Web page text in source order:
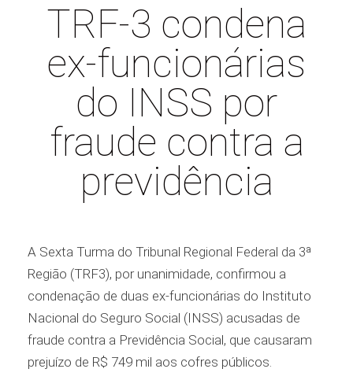
TRF-3 condena
ex-funcionárias
do INSS por
fraude contra a
previdência
A Sexta Turma do Tribunal Regional Federal da 3ª
Região (TRF3), por unanimidade, confirmou a
condenação de duas ex-funcionárias do Instituto
Nacional do Seguro Social (INSS) acusadas de
fraude contra a Previdência Social, que causaram
prejuízo de R$ 749 mil aos cofres públicos.